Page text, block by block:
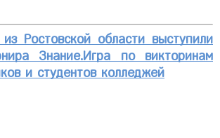
Ростовской области выступили
Знание.Игра по викторинам
и студентов колледжей